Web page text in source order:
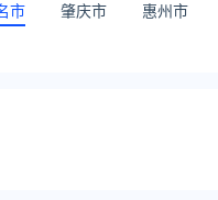
市 肇庆市 惠州市